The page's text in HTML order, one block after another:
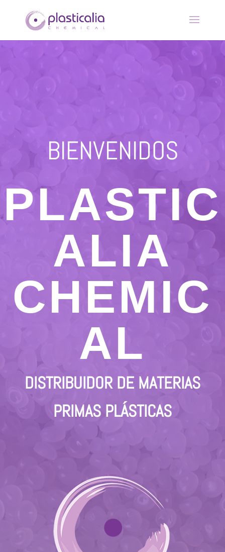
BIENVENIDOS
PLASTIC
ALIA
CHEMIC
AL
DISTRIBUIDOR DE MATERIAS
PRIMAS PLÁSTICAS